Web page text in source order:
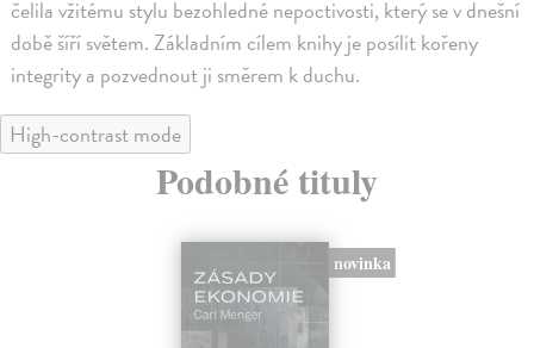
čelila vžitému stylu bezohledné nepoctivosti, který se v dnešní
době šíří světem. Základním cílem knihy je posílit kořeny
integrity a pozvednout ji směrem k duchu.
High-contrast mode
Podobné tituly
novinka